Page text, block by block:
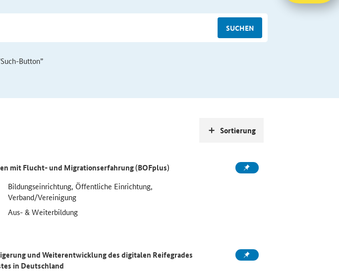
SUCHEN
Button”
mit Flucht- und Migrationserfahrung (BOFplus)
Bildungseinrichtung, Öffentliche Einrichtung,
Verband/Vereinigung
Aus- & Weiterbildung
und Weiterentwicklung des digitalen Reifegrades
in Deutschland
Sortierung